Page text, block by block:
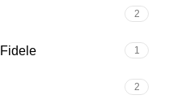
2
1
2